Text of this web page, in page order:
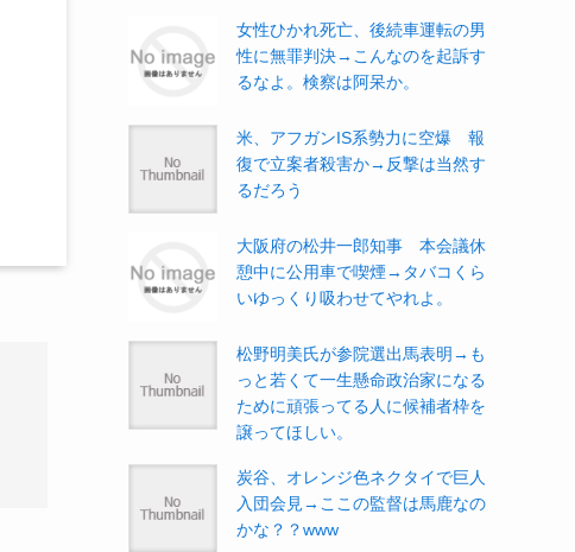
女性ひかれ死亡、後続車運転の男
性に無罪判決→こんなのを起訴す
るなよ。検察は阿呆か。
米、アフガンIS系勢力に空爆 報
復で立案者殺害か→反撃は当然す
るだろう
大阪府の松井一郎知事 本会議休
憩中に公用車で喫煙→タバコくら
いゆっくり吸わせてやれよ。
松野明美氏が参院選出馬表明→も
っと若くて一生懸命政治家になる
ために頑張ってる人に候補者枠を
譲ってほしい。
炭谷、オレンジ色ネクタイで巨人
入団会見→ここの監督は馬鹿なの
かな？？www